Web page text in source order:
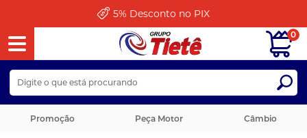
5% Desconto no PIX
Promoção Peça Motor Câmbio
0